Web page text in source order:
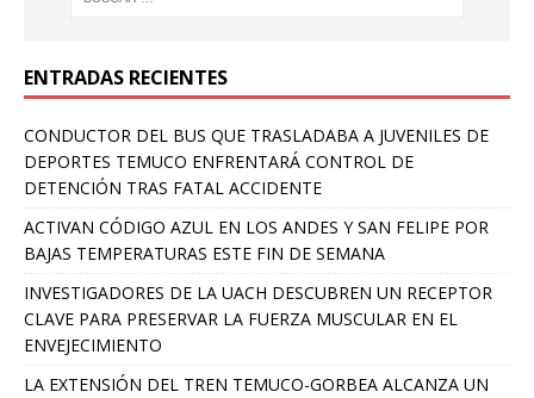
ENTRADAS RECIENTES
CONDUCTOR DEL BUS QUE TRASLADABA A JUVENILES DE
DEPORTES TEMUCO ENFRENTARÁ CONTROL DE
DETENCIÓN TRAS FATAL ACCIDENTE
ACTIVAN CÓDIGO AZUL EN LOS ANDES Y SAN FELIPE POR
BAJAS TEMPERATURAS ESTE FIN DE SEMANA
INVESTIGADORES DE LA UACH DESCUBREN UN RECEPTOR
CLAVE PARA PRESERVAR LA FUERZA MUSCULAR EN EL
ENVEJECIMIENTO
LA EXTENSIÓN DEL TREN TEMUCO-GORBEA ALCANZA UN